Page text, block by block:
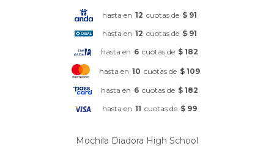
hasta en 12 cuotas de $ 91
hasta en 12 cuotas de $ 91
hasta en 6 cuotas de $ 182
hasta en 10 cuotas de $ 109
hasta en 6 cuotas de $ 182
hasta en 11 cuotas de $ 99
Mochila Diadora High School